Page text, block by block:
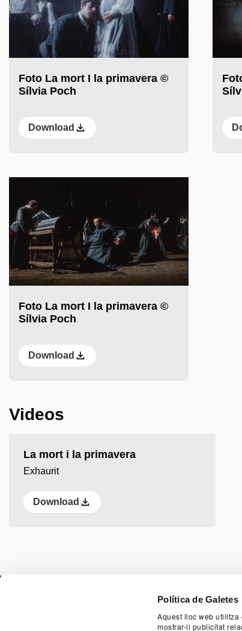
Política de Galetes
Aquest lloc web utilitza
mostrar-li publicitat
Foto La mort I la primavera ©
Sílvia Poch
Download
Foto La mort I la primavera ©
Sílvia Poch
Download
Videos
La mort i la primavera
Exhaurit
Download
PAGE